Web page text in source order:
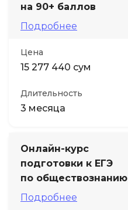
на 90+ баллов
Подробнее
Цена
15 277 440 сум
Длительность
3 месяца
Онлайн-курс
подготовки к ЕГЭ
по обществознанию
Подробнее
Soft Skills
ДПО